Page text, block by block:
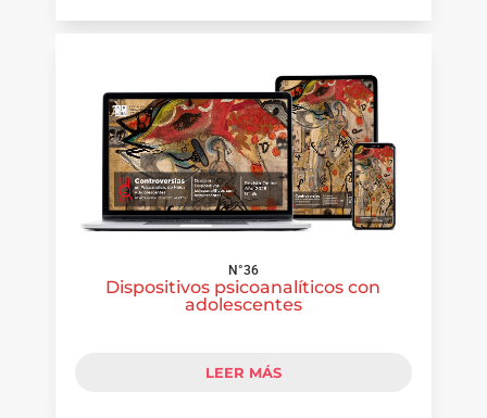
N°36
Dispositivos psicoanalíticos con
adolescentes
LEER MÁS